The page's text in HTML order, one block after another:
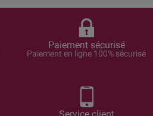
Paiement sécurisé
Paiement en ligne 100% sécurisé